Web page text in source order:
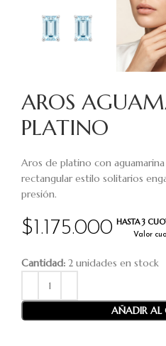
AROS
PLATINO
$1.175.000 HASTA 3
Valor
Aros de platino con
rectangular estilo solitarios
presión.
Cantidad: 2 unidades en stock
AÑADIR AL